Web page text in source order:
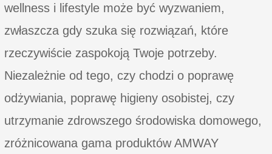
wellness i lifestyle może być wyzwaniem,
zwłaszcza gdy szuka się rozwiązań, które
rzeczywiście zaspokoją Twoje potrzeby.
Niezależnie od tego, czy chodzi o poprawę
odżywiania, poprawę higieny osobistej, czy
utrzymanie zdrowszego środowiska domowego,
zróżnicowana gama produktów AMWAY